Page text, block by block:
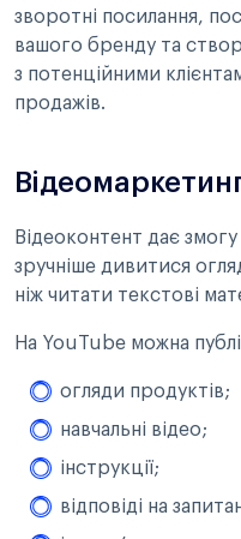
зворотні посилання,
вашого бренду та
з потенційними
продажів.
Відеоконтент дає
зручніше дивитися
ніж читати текстові
На YouTube можна
огляди продуктів;
навчальні відео;
інструкції;
відповіді на